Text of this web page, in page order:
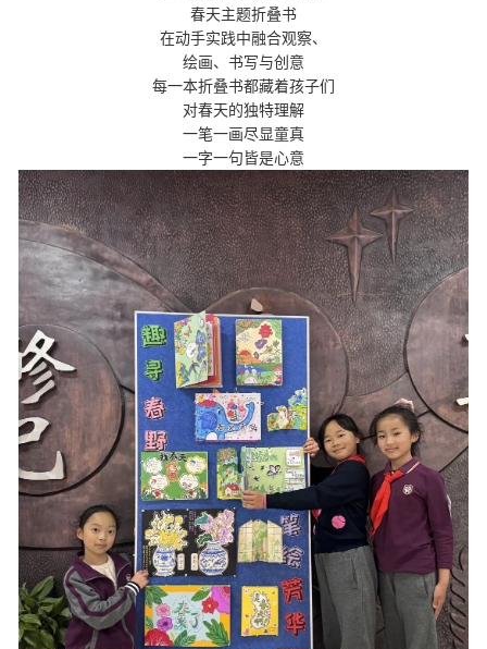
春天主题折叠书
在动手实践中融合观察、
绘画、书写与创意
每一本折叠书都藏着孩子们
对春天的独特理解
一笔一画尽显童真
一字一句皆是心意